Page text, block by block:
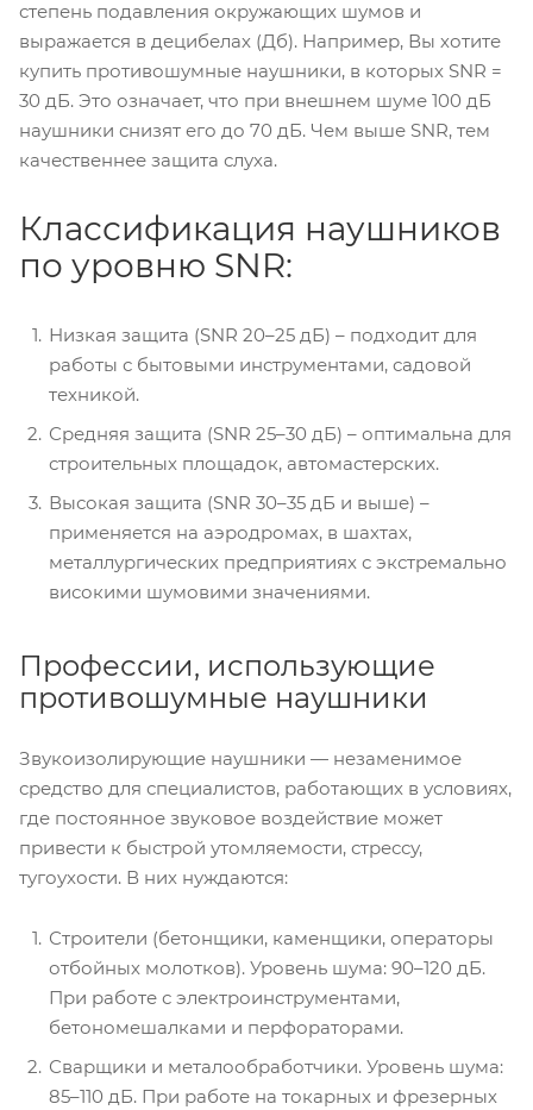
степень подавления окружающих шумов и
выражается в децибелах (Дб). Например, Вы хотите
купить противошумные наушники, в которых SNR =
30 дБ. Это означает, что при внешнем шуме 100 дБ
наушники снизят его до 70 дБ. Чем выше SNR, тем
качественнее защита слуха.
Классификация наушников
по уровню SNR:
Низкая защита (SNR 20–25 дБ) – подходит для
работы с бытовыми инструментами, садовой
техникой.
Средняя защита (SNR 25–30 дБ) – оптимальна для
строительных площадок, автомастерских.
Высокая защита (SNR 30–35 дБ и выше) –
применяется на аэродромах, в шахтах,
металлургических предприятиях с экстремально
високими шумовими значениями.
Профессии, использующие
противошумные наушники
Звукоизолирующие наушники — незаменимое
средство для специалистов, работающих в условиях,
где постоянное звуковое воздействие может
привести к быстрой утомляемости, стрессу,
тугоухости. В них нуждаются:
Строители (бетонщики, каменщики, операторы
отбойных молотков). Уровень шума: 90–120 дБ.
При работе с электроинструментами,
бетономешалками и перфораторами.
Сварщики и металообработчики. Уровень шума:
85–110 дБ. При работе на токарных и фрезерных